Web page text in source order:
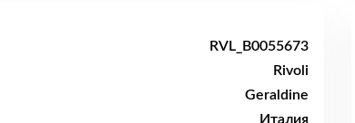
RVL_B0055673
Rivoli
Geraldine
Италия